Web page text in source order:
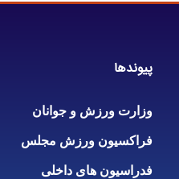
پیوندها
وزارت ورزش و جوانان
فراکسیون ورزش مجلس
فدراسیون های داخلی